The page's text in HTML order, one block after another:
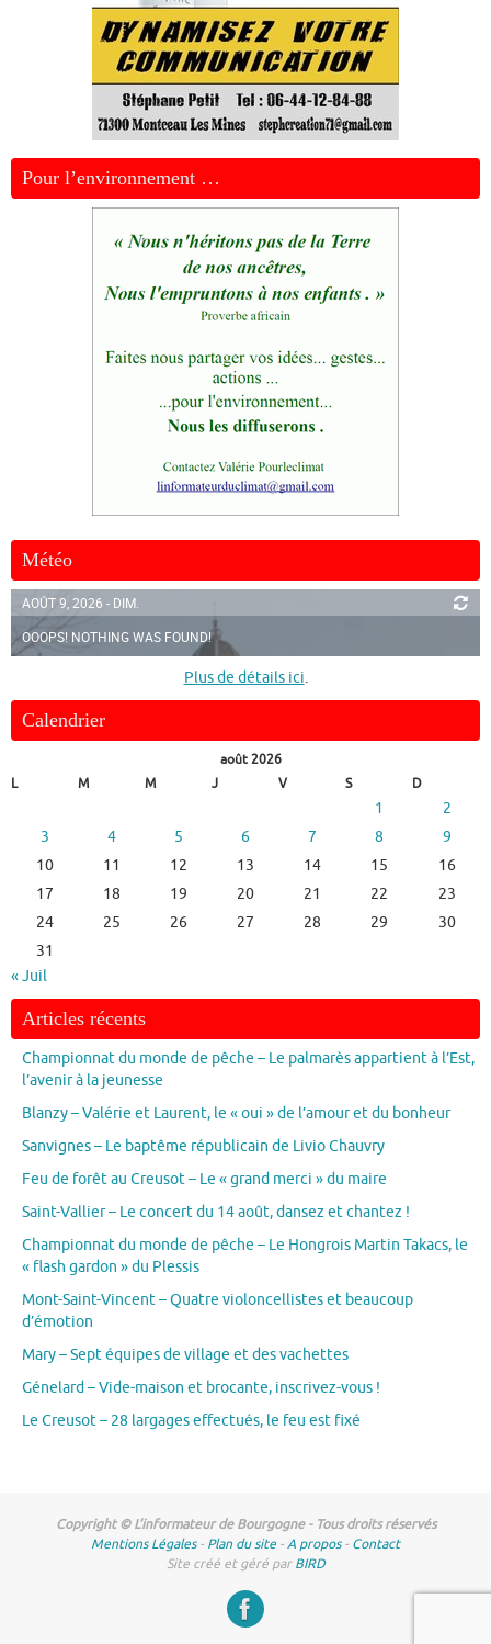
Pour l’environnement …
Météo
AOÛT 9, 2026 - DIM.
OOOPS! NOTHING WAS FOUND!
Plus de détails ici.
Calendrier
août 2026
L
M M J V S D
1
2
3
4 5 6 7 8
9
10
11 12 13 14 15
16
17
18 19 20 21 22
23
24
25 26 27 28 29
30
31
« Juil
Articles récents
Championnat du monde de pêche – Le palmarès appartient à l’Est,
l’avenir à la jeunesse
Blanzy – Valérie et Laurent, le « oui » de l’amour et du bonheur
Sanvignes – Le baptême républicain de Livio Chauvry
Feu de forêt au Creusot – Le « grand merci » du maire
Saint-Vallier – Le concert du 14 août, dansez et chantez !
Championnat du monde de pêche – Le Hongrois Martin Takacs, le
« flash gardon » du Plessis
Mont-Saint-Vincent – Quatre violoncellistes et beaucoup
d’émotion
Mary – Sept équipes de village et des vachettes
Génelard – Vide-maison et brocante, inscrivez-vous !
Le Creusot – 28 largages effectués, le feu est fixé
Copyright © L'informateur de Bourgogne - Tous droits réservés
Mentions Légales- Plan du site -A propos- Contact
Site créé et géré parBIRD